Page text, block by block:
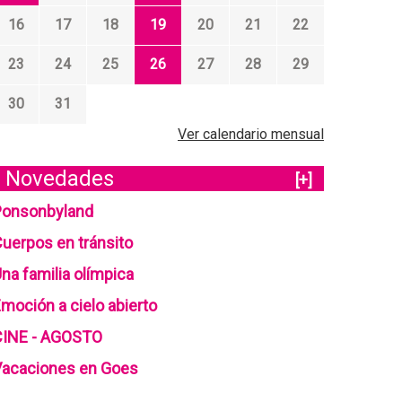
16 17 18 19 20 21 22
23 24 25 26 27 28 29
30
31
Ver calendario mensual
Novedades
[+]
en tránsito
familia olímpica
a cielo abierto
- AGOSTO
en Goes